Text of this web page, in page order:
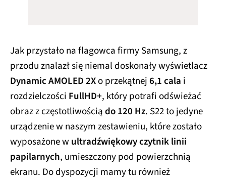
Jak przystało na flagowca firmy Samsung, z
przodu znalazł się niemal doskonały wyświetlacz
Dynamic AMOLED 2Xo przekątnej6,1 cala i
rozdzielczości FullHD+, który potrafi odświeżać
obraz z częstotliwościądo 120 Hz. S22 to jedyne
urządzenie w naszym zestawieniu, które zostało
wyposażone w ultradźwiękowy czytnik linii
papilarnych, umieszczony pod powierzchnią
ekranu. Do dyspozycji mamy tu również